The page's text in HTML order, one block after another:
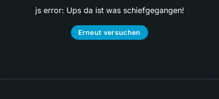
js error: Ups da ist was schiefgegangen!
Erneut versuchen